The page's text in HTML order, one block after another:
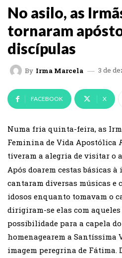
No asilo, as
tornaram
discípulas
By Irma Marcela 3 de
FACEBOOK X
Numa fria quinta-feira, as
Feminina de Vida Apostólica
tiveram a alegria de visitar o
Após doarem cestas básicas
cantaram diversas músicas e
idosos enquanto tomavam o
dirigiram-se elas com aqueles
possibilidade para a capela
homenagearem a Santíssima
imagem peregrina de Fátima.